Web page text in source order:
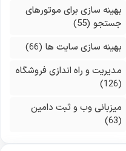
بهینه سازی برای موتورهای
جستجو(55)
بهینه سازی سایت ها(66)
مدیریت و راه اندازی فروشگاه
میزبانی وب و ثبت دامین